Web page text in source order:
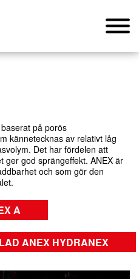
på porös
kännetecknas av relativt låg
Det har fördelen att
ger god sprängeffekt. ANEX är
och som gör den
A
ANEX HYDRANEX